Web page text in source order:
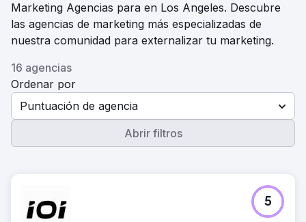
Marketing Agencias para en Los Angeles. Descubre
las agencias de marketing más especializadas de
nuestra comunidad para externalizar tu marketing.
16 agencias
Ordenar por
Puntuación de agencia
Abrir filtros
5